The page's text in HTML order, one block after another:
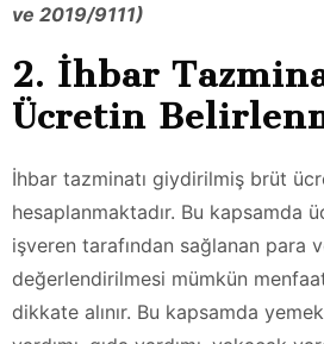
ve 2019/9111)
2. İhbar
Ücretin
İhbar tazminatı giydirilmiş brüt
hesaplanmaktadır. Bu kapsamda
işveren tarafından sağlanan para
değerlendirilmesi mümkün
dikkate alınır. Bu kapsamda